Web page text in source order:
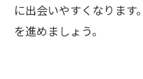
に出会いやすくなります
を進めましょう。